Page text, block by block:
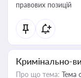
правових позицій
Кримінально-
Про що тема: Тема